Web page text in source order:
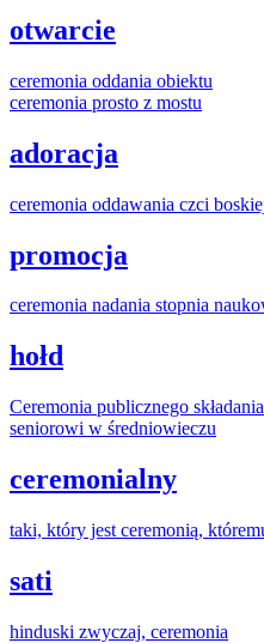
otwarcie
ceremonia oddania obiektu
ceremonia prosto z mostu
adoracja
ceremonia oddawania czci
promocja
ceremonia nadania stopnia
hołd
Ceremonia publicznego
seniorowi w średniowieczu
ceremonialny
taki, który jest ceremonią,
sati
hinduski zwyczaj, ceremonia